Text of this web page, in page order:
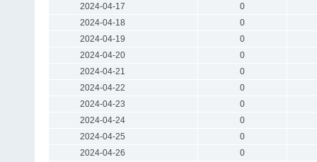
2024-04-17
0
2024-04-18
0
2024-04-19
0
2024-04-20
0
2024-04-21
0
2024-04-22
0
2024-04-23
0
2024-04-24
0
2024-04-25
0
2024-04-26
0